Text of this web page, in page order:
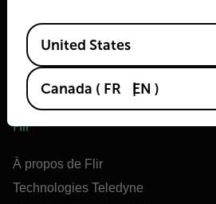
Flir
À propos de Flir
Technologies Teledyne
Available Locations
United States
Canada ( FR EN )